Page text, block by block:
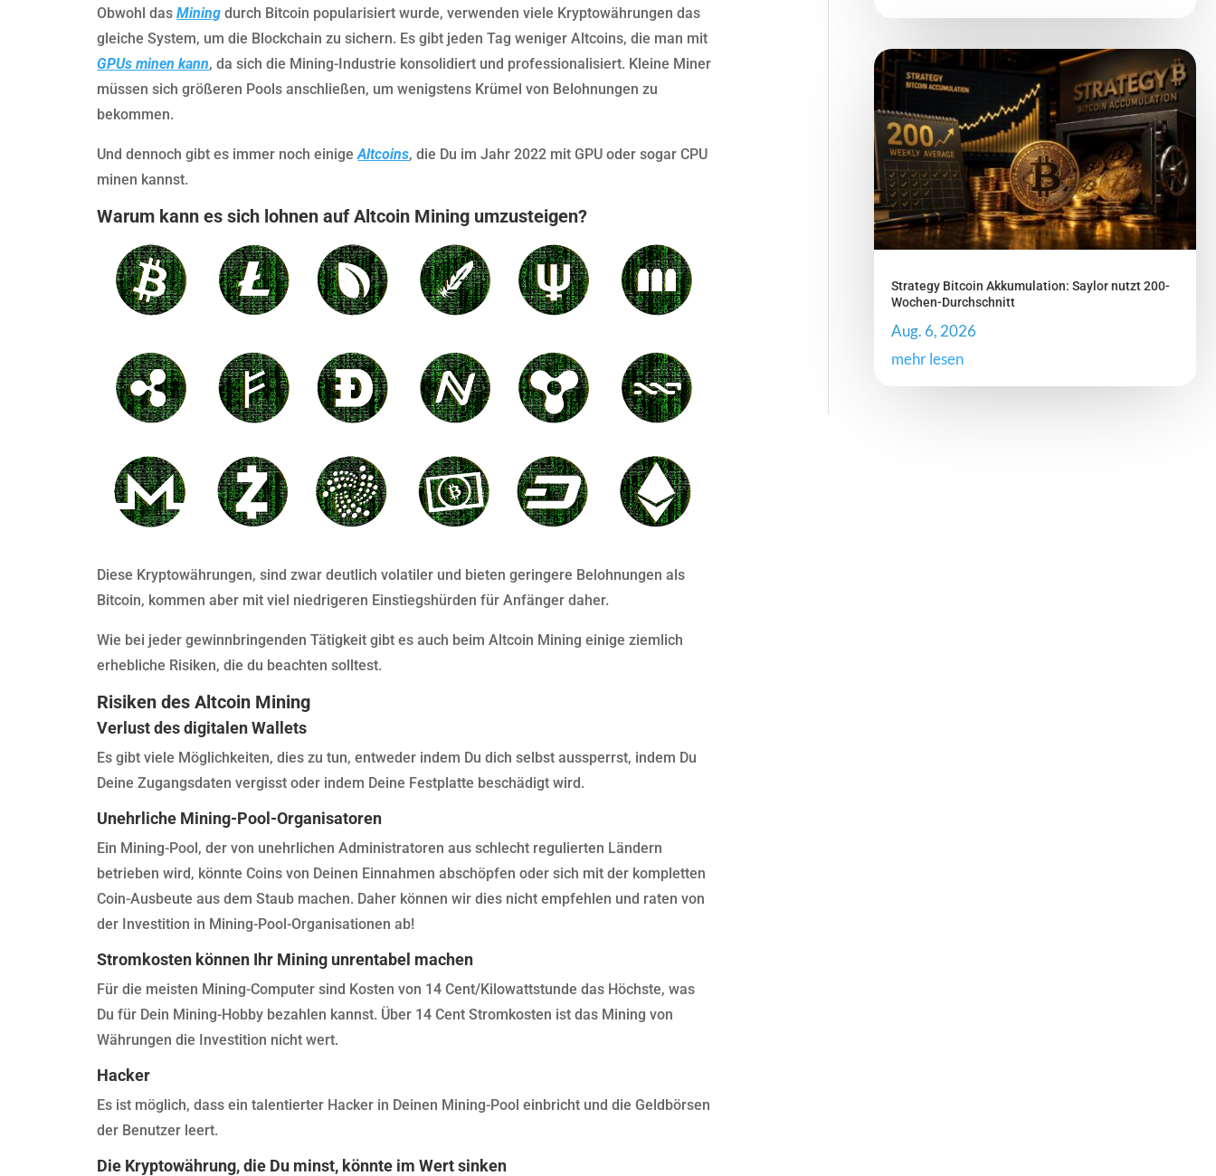
Obwohl dasMining durch Bitcoin popularisiert wurde, verwenden viele Kryptowährungen das
gleiche System, um die Blockchain zu sichern. Es gibt jeden Tag weniger Altcoins, die man mit
GPUs minen kann, da sich die Mining-Industrie konsolidiert und professionalisiert. Kleine Miner
müssen sich größeren Pools anschließen, um wenigstens Krümel von Belohnungen zu
bekommen.
Und dennoch gibt es immer noch einigeAltcoins, die Du im Jahr 2022 mit GPU oder sogar CPU
minen kannst.
Warum kann es sich lohnen auf Altcoin Mining umzusteigen?
Diese Kryptowährungen, sind zwar deutlich volatiler und bieten geringere Belohnungen als
Bitcoin, kommen aber mit viel niedrigeren Einstiegshürden für Anfänger daher.
Wie bei jeder gewinnbringenden Tätigkeit gibt es auch beim Altcoin Mining einige ziemlich
erhebliche Risiken, die du beachten solltest.
Risiken des Altcoin Mining
Verlust des digitalen Wallets
Es gibt viele Möglichkeiten, dies zu tun, entweder indem Du dich selbst aussperrst, indem Du
Deine Zugangsdaten vergisst oder indem Deine Festplatte beschädigt wird.
Unehrliche Mining-Pool-Organisatoren
Ein Mining-Pool, der von unehrlichen Administratoren aus schlecht regulierten Ländern
betrieben wird, könnte Coins von Deinen Einnahmen abschöpfen oder sich mit der kompletten
Coin-Ausbeute aus dem Staub machen. Daher können wir dies nicht empfehlen und raten von
der Investition in Mining-Pool-Organisationen ab!
Stromkosten können Ihr Mining unrentabel machen
Für die meisten Mining-Computer sind Kosten von 14 Cent/Kilowattstunde das Höchste, was
Du für Dein Mining-Hobby bezahlen kannst. Über 14 Cent Stromkosten ist das Mining von
Währungen die Investition nicht wert.
Hacker
Es ist möglich, dass ein talentierter Hacker in Deinen Mining-Pool einbricht und die Geldbörsen
der Benutzer leert.
Die Kryptowährung, die Du minst, könnte im Wert sinken
Strategy Bitcoin Akkumulation: Saylor nutzt 200-
Wochen-Durchschnitt
Aug. 6, 2026
mehr lesen